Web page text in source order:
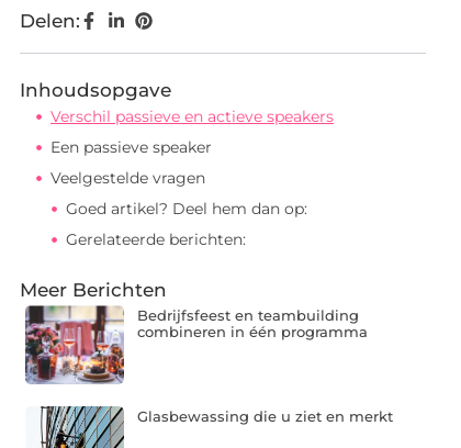
Delen:
Inhoudsopgave
Verschil passieve en actieve speakers
Een passieve speaker
Veelgestelde vragen
Goed artikel? Deel hem dan op:
Gerelateerde berichten:
Meer Berichten
Bedrijfsfeest en teambuilding
combineren in één programma
Glasbewassing die u ziet en merkt